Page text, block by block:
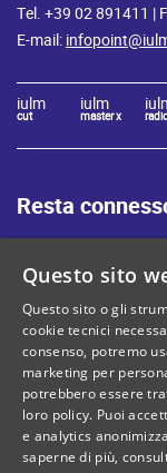
Tel. +39 02 891411 |
E-mail:
iulm
cut
iulm
master x
Resta
Mappa del sito
Cookie Policy
Contatti
Questo sito
Questo sito o gli
cookie tecnici
consenso, potremo
marketing per
potrebbero essere
loro policy. Puoi
e analytics
saperne di più,